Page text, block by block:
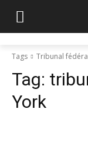
Tags Tribunal
Tag:
York